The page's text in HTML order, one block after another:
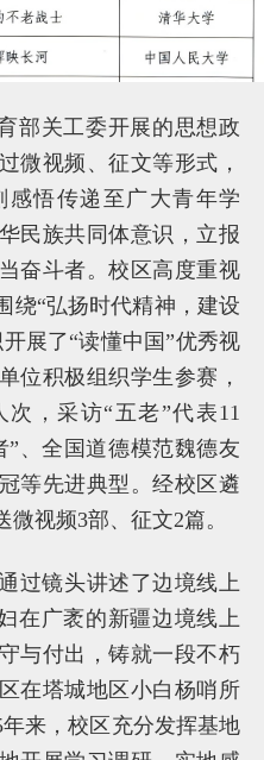
部关工委开展的思想政
微视频、征文等形式，
感悟传递至广大青年学
民族共同体意识，立报
奋斗者。校区高度重视
绕“弘扬时代精神，建设
展了“读懂中国”优秀视
位积极组织学生参赛，
，采访“五老”代表11
”、全国道德模范魏德友
等先进典型。经校区遴
视频3部、征文2篇。
过镜头讲述了边境线上
在广袤的新疆边境线上
与付出，铸就一段不朽
在塔城地区小白杨哨所
来，校区充分发挥基地